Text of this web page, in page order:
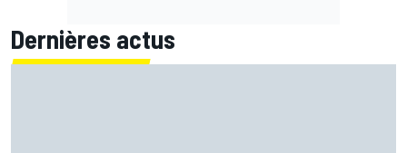
Dernières actus